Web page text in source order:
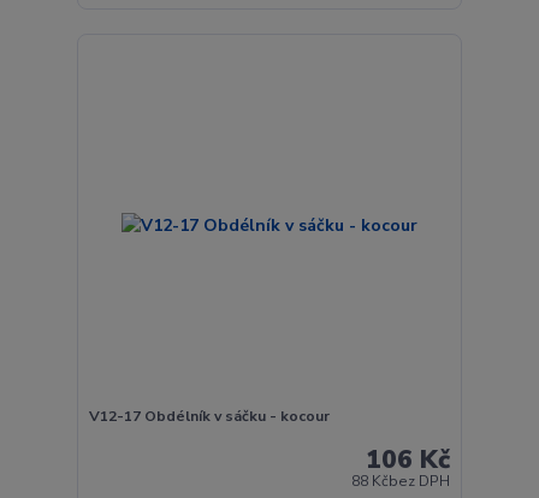
V12-17 Obdélník v sáčku - kocour
106 Kč
88 Kčbez DPH